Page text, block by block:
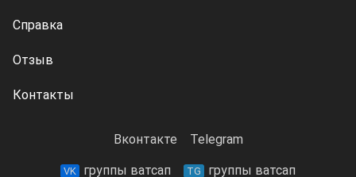
Справка
Отзыв
Контакты
Вконтакте Telegram
VK группы ватсап TG группы ватсап